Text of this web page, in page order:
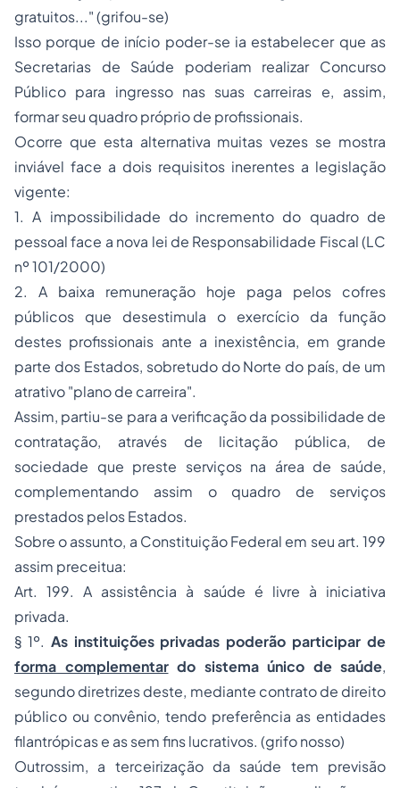
gratuitos..." (grifou-se)
Isso porque de início poder-se ia estabelecer que as
Secretarias de Saúde poderiam realizar Concurso
Público para ingresso nas suas carreiras e, assim,
formar seu quadro próprio de profissionais.
Ocorre que esta alternativa muitas vezes se mostra
inviável face a dois requisitos inerentes a legislação
vigente:
1. A impossibilidade do incremento do quadro de
pessoal face a nova lei de Responsabilidade Fiscal (LC
nº 101/2000)
2. A baixa remuneração hoje paga pelos cofres
públicos que desestimula o exercício da função
destes profissionais ante a inexistência, em grande
parte dos Estados, sobretudo do Norte do país, de um
atrativo "plano de carreira".
Assim, partiu-se para a verificação da possibilidade de
contratação, através de licitação pública, de
sociedade que preste serviços na área de saúde,
complementando assim o quadro de serviços
prestados pelos Estados.
Sobre o assunto, a Constituição Federal em seu art. 199
assim preceitua:
Art. 199. A assistência à saúde é livre à iniciativa
privada.
§ 1º. As instituições privadas poderão participar de
forma complementardo sistema único de saúde,
segundo diretrizes deste, mediante contrato de direito
público ou convênio, tendo preferência as entidades
filantrópicas e as sem fins lucrativos. (grifo nosso)
Outrossim, a terceirização da saúde tem previsão